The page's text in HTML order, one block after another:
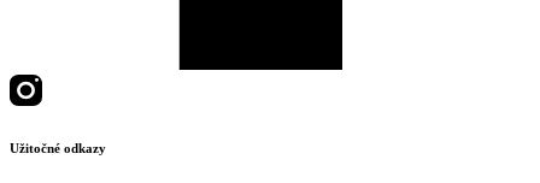
Užitočné odkazy